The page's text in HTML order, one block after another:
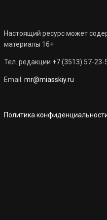
Настоящий ресурс может
материалы 16+
Тел. редакции +7 (3513) 57-23-
Email: mr@miasskiy.ru
Политика